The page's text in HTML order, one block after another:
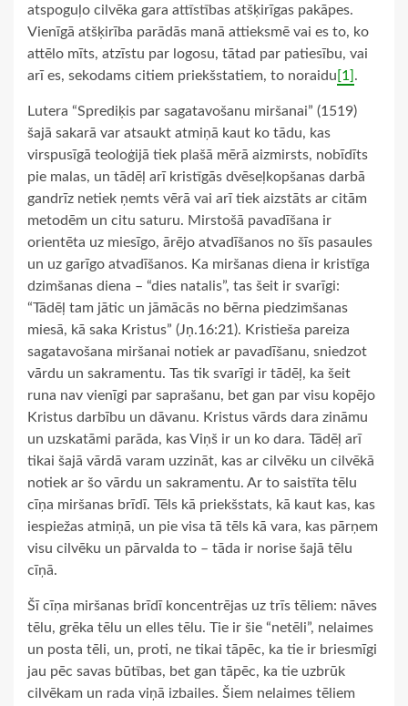
atspoguļo cilvēka gara attīstības atšķirīgas pakāpes.
Vienīgā atšķirība parādās manā attieksmē vai es to, ko
attēlo mīts, atzīstu par logosu, tātad par patiesību, vai
arī es, sekodams citiem priekšstatiem, to noraidu [1] .
Lutera “Sprediķis par sagatavošanu miršanai” (1519)
šajā sakarā var atsaukt atmiņā kaut ko tādu, kas
virspusīgā teoloģijā tiek plašā mērā aizmirsts, nobīdīts
pie malas, un tādēļ arī kristīgās dvēseļkopšanas darbā
gandrīz netiek ņemts vērā vai arī tiek aizstāts ar citām
metodēm un citu saturu. Mirstošā pavadīšana ir
orientēta uz miesīgo, ārējo atvadīšanos no šīs pasaules
un uz garīgo atvadīšanos. Ka miršanas diena ir kristīga
dzimšanas diena – “dies natalis”, tas šeit ir svarīgi:
“Tādēļ tam jātic un jāmācās no bērna piedzimšanas
miesā, kā saka Kristus” (Jņ.16:21). Kristieša pareiza
sagatavošana miršanai notiek ar pavadīšanu, sniedzot
vārdu un sakramentu. Tas tik svarīgi ir tādēļ, ka šeit
runa nav vienīgi par saprašanu, bet gan par visu kopējo
Kristus darbību un dāvanu. Kristus vārds dara zināmu
un uzskatāmi parāda, kas Viņš ir un ko dara. Tādēļ arī
tikai šajā vārdā varam uzzināt, kas ar cilvēku un cilvēkā
notiek ar šo vārdu un sakramentu. Ar to saistīta tēlu
cīņa miršanas brīdī. Tēls kā priekšstats, kā kaut kas, kas
iespiežas atmiņā, un pie visa tā tēls kā vara, kas pārņem
visu cilvēku un pārvalda to – tāda ir norise šajā tēlu
cīņā.
Šī cīņa miršanas brīdī koncentrējas uz trīs tēliem: nāves
tēlu, grēka tēlu un elles tēlu. Tie ir šie “netēli”, nelaimes
un posta tēli, un, proti, ne tikai tāpēc, ka tie ir briesmīgi
jau pēc savas būtības, bet gan tāpēc, ka tie uzbrūk
cilvēkam un rada viņā izbailes. Šiem nelaimes tēliem